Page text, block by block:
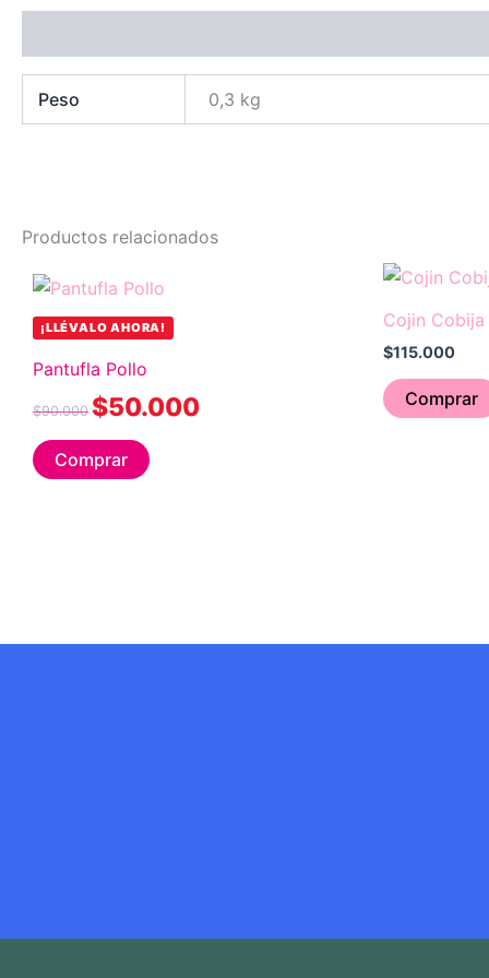
Peso 0,3 kg
Productos relacionados
¡LLÉVALO AHORA!
Pantufla Pollo
$90.000
price
$90.000.
$50.000
Comprar
Cojin
$115.000
Comprar